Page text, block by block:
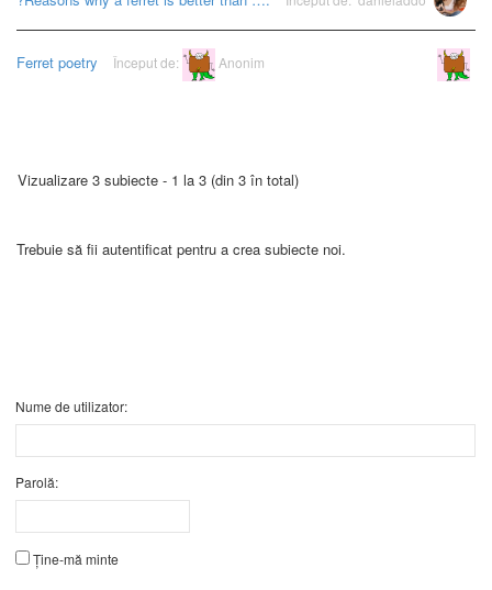
Ferret poetry Început de: Anonim
Vizualizare 3 subiecte - 1 la 3 (din 3 în total)
Trebuie să fii autentificat pentru a crea subiecte noi.
Nume de utilizator:
Parolă:
Ține-mă minte